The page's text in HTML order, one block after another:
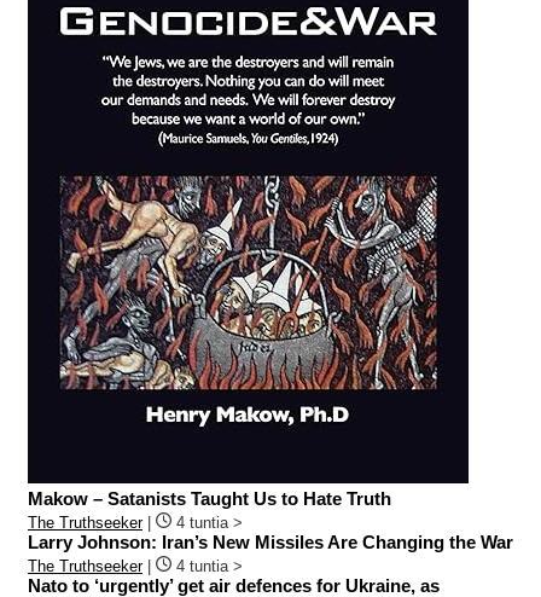
Makow – Satanists Taught Us to Hate Truth
The Truthseeker| 4 tuntia >
Larry Johnson: Iran’s New Missiles Are Changing the War
The Truthseeker| 4 tuntia >
Nato to ‘urgently’ get air defences for Ukraine, as